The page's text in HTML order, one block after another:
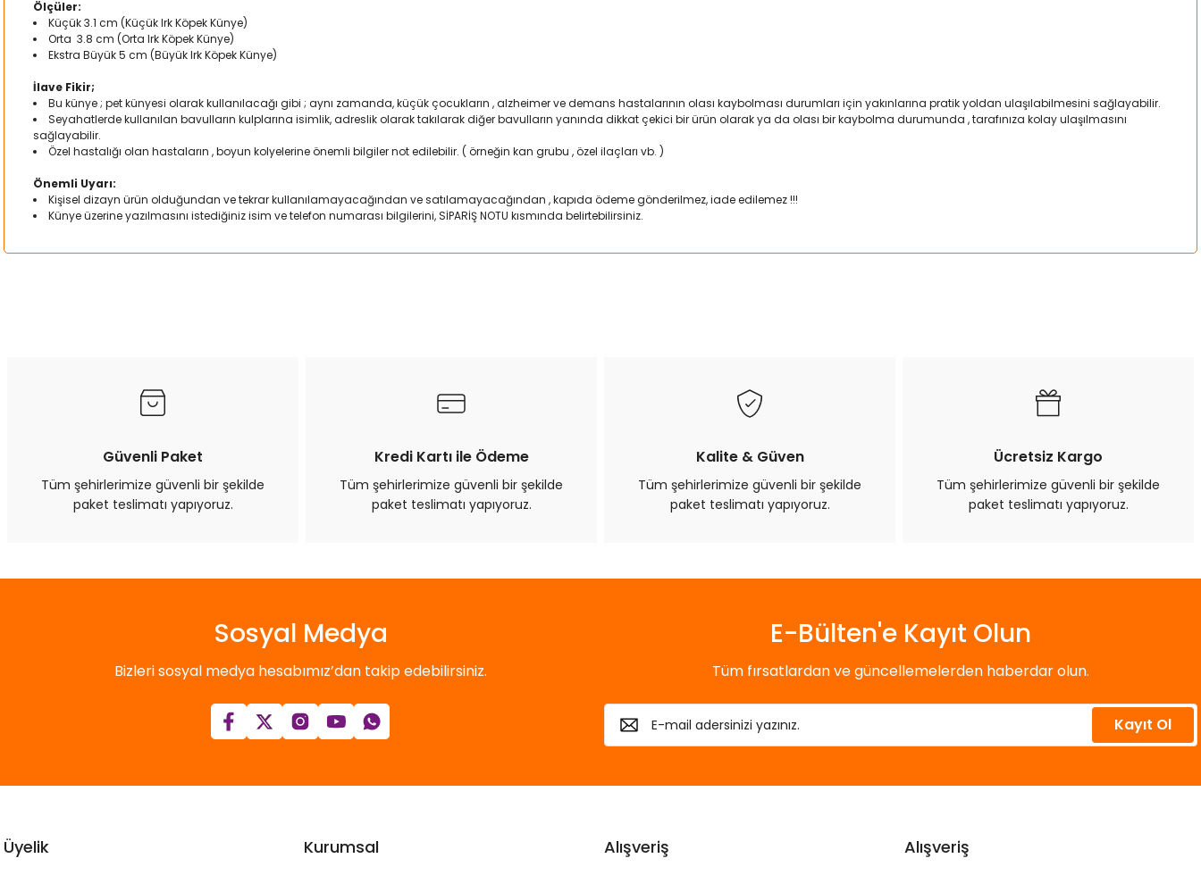
Ölçüler:
Küçük 3.1 cm (Küçük Irk Köpek Künye)
Orta 3.8 cm (Orta Irk Köpek Künye)
Ekstra Büyük 5 cm (Büyük Irk Köpek Künye)
İlave Fikir;
Bu künye ; pet künyesi olarak kullanılacağı gibi ; aynı zamanda, küçük çocukların , alzheimer ve demans hastalarının olası kaybolması durumları için yakınlarına pratik yoldan ulaşılabilmesini sağlayabilir.
Seyahatlerde kullanılan bavulların kulplarına isimlik, adreslik olarak takılarak diğer bavulların yanında dikkat çekici bir ürün olarak ya da olası bir kaybolma durumunda , tarafınıza kolay ulaşılmasını
sağlayabilir.
Özel hastalığı olan hastaların , boyun kolyelerine önemli bilgiler not edilebilir. ( örneğin kan grubu , özel ilaçları vb. )
Önemli Uyarı:
Kişisel dizayn ürün olduğundan ve tekrar kullanılamayacağından ve satılamayacağından , kapıda ödeme gönderilmez, iade edilemez !!!
Künye üzerine yazılmasını istediğiniz isim ve telefon numarası bilgilerini, SİPARİŞ NOTU kısmında belirtebilirsiniz.
Ürün bilgilerinde hatalar bulunuyor.
Bu ürüne benzer farklı alternatifler olmalı.
Güvenli Paket
Tüm şehirlerimize güvenli bir şekilde
paket teslimatı yapıyoruz.
Kredi Kartı ile Ödeme
Tüm şehirlerimize güvenli bir şekilde
paket teslimatı yapıyoruz.
Kalite & Güven
Tüm şehirlerimize güvenli bir şekilde
paket teslimatı yapıyoruz.
Ücretsiz Kargo
Tüm şehirlerimize güvenli bir şekilde
paket teslimatı yapıyoruz.
Sosyal Medya
Bizleri sosyal medya hesabımız’dan takip edebilirsiniz.
E-Bülten'e Kayıt Olun
Tüm fırsatlardan ve güncellemelerden haberdar olun.
Kayıt Ol
Üyelik Kurumsal Alışveriş Alışveriş